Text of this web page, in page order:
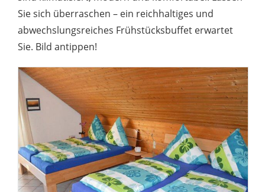
Sie sich überraschen – ein reichhaltiges und
abwechslungsreiches Frühstücksbuffet erwartet
Sie. Bild antippen!